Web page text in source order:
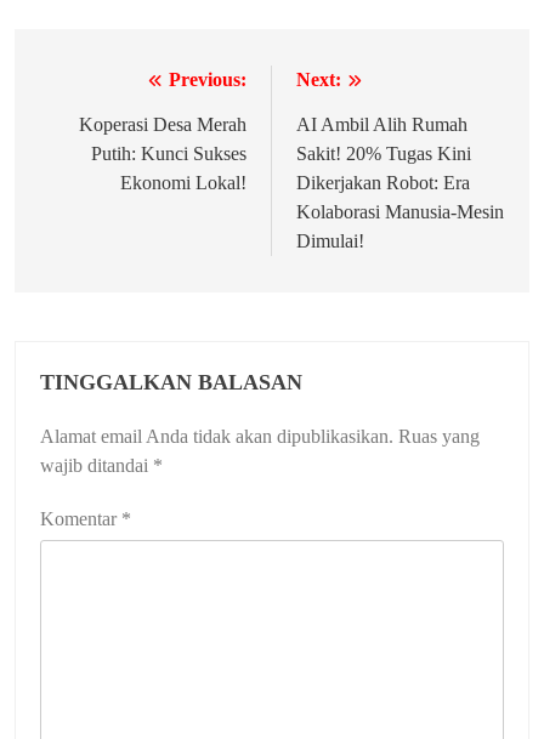
Previous:
Koperasi Desa Merah
Putih: Kunci Sukses
Ekonomi Lokal!
Next:
AI Ambil Alih Rumah
Sakit! 20% Tugas Kini
Dikerjakan Robot: Era
Kolaborasi Manusia-Mesin
Dimulai!
TINGGALKAN BALASAN
Alamat email Anda tidak akan dipublikasikan. Ruas yang
wajib ditandai *
Komentar *